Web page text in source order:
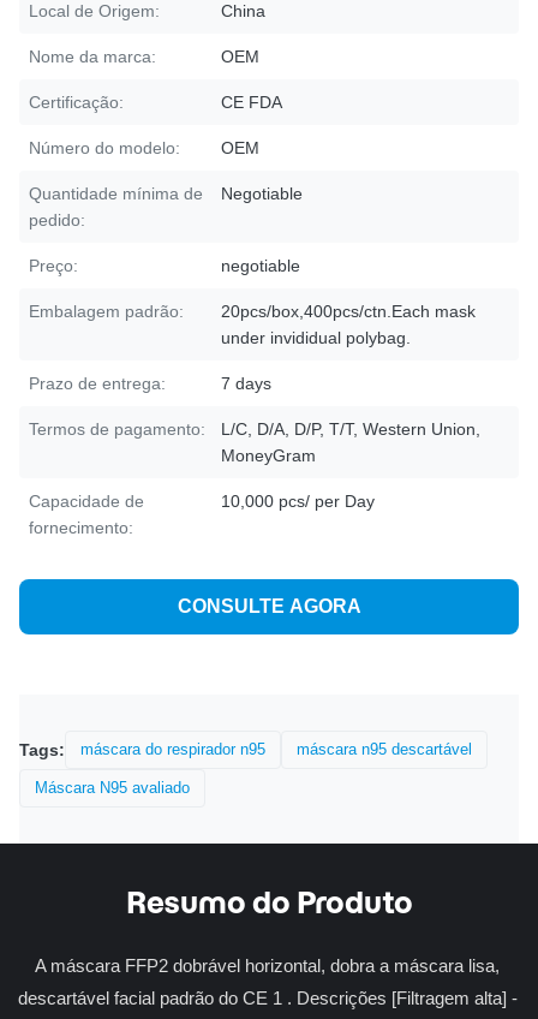
Local de Origem: China
Nome da marca: OEM
Certificação: CE FDA
Número do modelo: OEM
Quantidade mínima de
pedido:
Negotiable
Preço: negotiable
Embalagem padrão:
20pcs/box,400pcs/ctn.Each mask
under invididual polybag.
Prazo de entrega: 7 days
Termos de pagamento:
L/C, D/A, D/P, T/T, Western Union,
MoneyGram
Capacidade de
fornecimento:
10,000 pcs/ per Day
CONSULTE AGORA
Tags: máscara do respirador n95 máscara n95 descartável
Máscara N95 avaliado
Resumo do Produto
A máscara FFP2 dobrável horizontal, dobra a máscara lisa,
descartável facial padrão do CE 1 . Descrições [Filtragem alta] -